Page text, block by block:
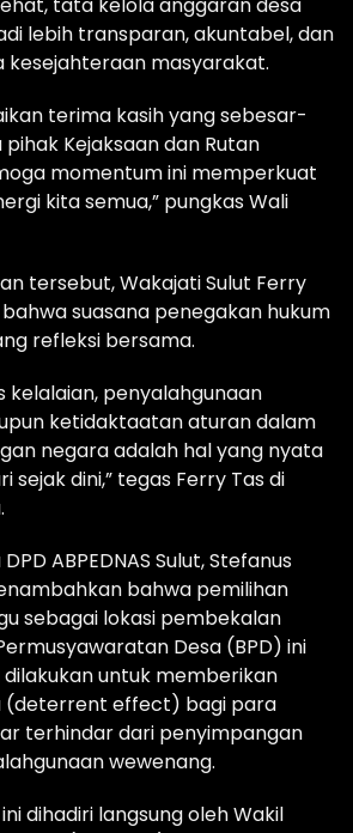
lebih transparan, akuntabel, dan
kesejahteraan masyarakat.
terima kasih yang sebesar-
Kejaksaan dan Rutan
momentum ini memperkuat
kita semua,” pungkas Wali
tersebut, Wakajati Sulut Ferry
suasana penegakan hukum
refleksi bersama.
kelalaian, penyalahgunaan
ketidaktaatan aturan dalam
negara adalah hal yang nyata
sejak dini,” tegas Ferry Tas di
ABPEDNAS Sulut, Stefanus
bahwa pemilihan
sebagai lokasi pembekalan
Desa (BPD) ini
untuk memberikan
(deterrent effect) bagi para
terhindar dari penyimpangan
wewenang.
dihadiri langsung oleh Wakil